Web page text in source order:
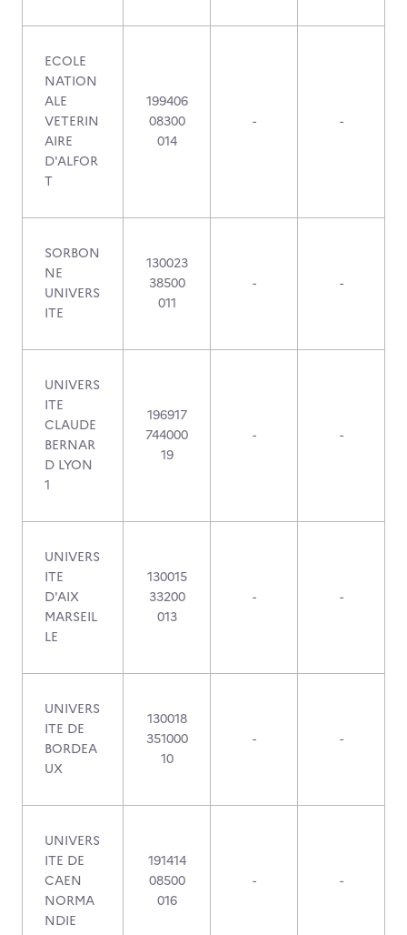
ECOLE
NATION
ALE
VETERIN
AIRE
D'ALFOR
T
199406
08300
014
- -
SORBON
NE
UNIVERS
ITE
130023
38500
011
- -
UNIVERS
ITE
CLAUDE
BERNAR
D LYON
1
196917
744000
19
- -
UNIVERS
ITE
D'AIX
MARSEIL
LE
130015
33200
013
- -
UNIVERS
ITE DE
BORDEA
UX
130018
351000
10
- -
UNIVERS
ITE DE
CAEN
NORMA
NDIE
191414
08500
016
- -